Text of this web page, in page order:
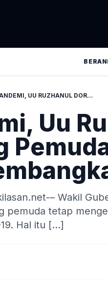
PANDEMI, UU RUZHANUL DORONG PEMUDA JABAR TETAP MENGEMBANGKAN DIRI
Uu
– Wakil
pemuda tetap
Hal itu […]